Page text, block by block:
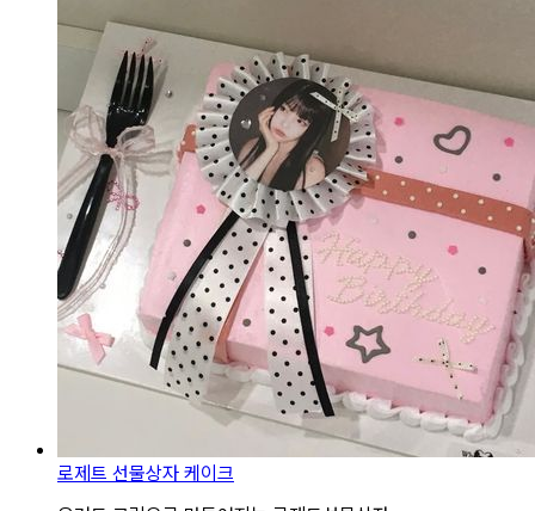
로제트 선물상자 케이크